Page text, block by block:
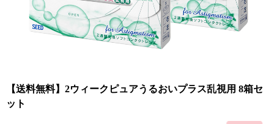
【送料無料】2ウィークピュアうるおいプラス乱視用 8箱セ
ット